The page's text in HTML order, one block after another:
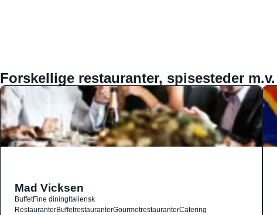
Forskellige restauranter, spisesteder m.v.
Mad Vicksen
BuffetFine diningItaliensk
RestauranterBuffetrestauranterGourmetrestauranterCatering